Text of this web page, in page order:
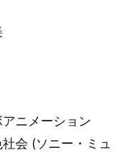
ニメーション
会 (ソニー・ミュ